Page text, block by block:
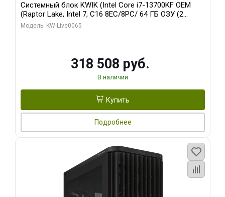
Системный блок KWIK (Intel Core i7-13700KF OEM
(Raptor Lake, Intel 7, C16 8EC/8PC/ 64 ГБ ОЗУ (2
модуля)/ ASUS RTX5080 PROART OC 16GB GDDR7
Модель: KW-Live0065
318 508 руб.
В наличии
Купить
Подробнее